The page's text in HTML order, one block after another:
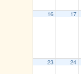
16 17
23 24